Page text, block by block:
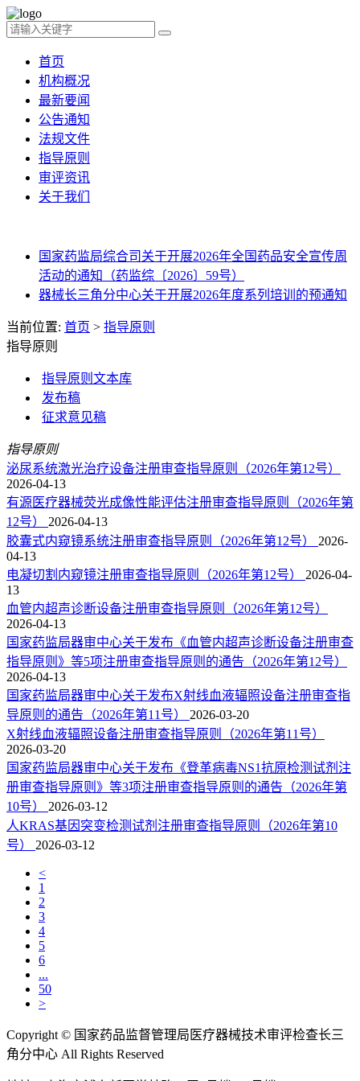
首页
机构概况
最新要闻
公告通知
法规文件
指导原则
审评资讯
关于我们
国家药监局综合司关于开展2026年全国药品安全宣传周
活动的通知（药监综〔2026〕59号）
器械长三角分中心关于开展2026年度系列培训的预通知
当前位置: 首页 > 指导原则
指导原则
指导原则文本库
发布稿
征求意见稿
指导原则
泌尿系统激光治疗设备注册审查指导原则（2026年第12号）
2026-04-13
有源医疗器械荧光成像性能评估注册审查指导原则（2026年第
12号） 2026-04-13
胶囊式内窥镜系统注册审查指导原则（2026年第12号） 2026-
04-13
电凝切割内窥镜注册审查指导原则（2026年第12号） 2026-04-
13
血管内超声诊断设备注册审查指导原则（2026年第12号）
2026-04-13
国家药监局器审中心关于发布《血管内超声诊断设备注册审查
指导原则》等5项注册审查指导原则的通告（2026年第12号）
2026-04-13
国家药监局器审中心关于发布X射线血液辐照设备注册审查指
导原则的通告（2026年第11号） 2026-03-20
X射线血液辐照设备注册审查指导原则（2026年第11号）
2026-03-20
国家药监局器审中心关于发布《登革病毒NS1抗原检测试剂注
册审查指导原则》等3项注册审查指导原则的通告（2026年第
10号） 2026-03-12
人KRAS基因突变检测试剂注册审查指导原则（2026年第10
号） 2026-03-12
<
1
2
3
4
5
6
...
50
>
Copyright © 国家药品监督管理局医疗器械技术审评检查长三
角分中心 All Rights Reserved